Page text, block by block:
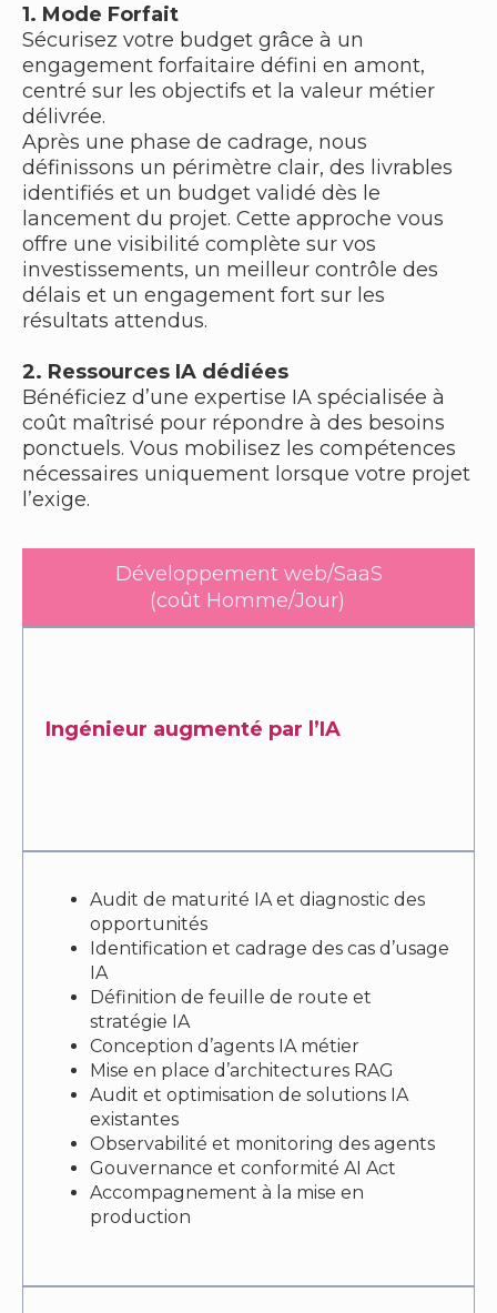
1. Mode Forfait
Sécurisez votre budget grâce à un
engagement forfaitaire défini en amont,
centré sur les objectifs et la valeur métier
délivrée.
Après une phase de cadrage, nous
définissons un périmètre clair, des livrables
identifiés et un budget validé dès le
lancement du projet. Cette approche vous
offre une visibilité complète sur vos
investissements, un meilleur contrôle des
délais et un engagement fort sur les
résultats attendus.
2. Ressources IA dédiées
Bénéficiez d’une expertise IA spécialisée à
coût maîtrisé pour répondre à des besoins
ponctuels. Vous mobilisez les compétences
nécessaires uniquement lorsque votre projet
l’exige.
Développement web/SaaS
(coût Homme/Jour)
Ingénieur augmenté par l’IA
Audit de maturité IA et diagnostic des
opportunités
Identification et cadrage des cas d’usage
IA
Définition de feuille de route et
stratégie IA
Conception d’agents IA métier
Mise en place d’architectures RAG
Audit et optimisation de solutions IA
existantes
Observabilité et monitoring des agents
Gouvernance et conformité AI Act
Accompagnement à la mise en
production